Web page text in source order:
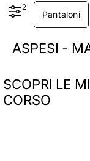
2
Pantaloni
ASPESI -
SCOPRI LE
CORSO